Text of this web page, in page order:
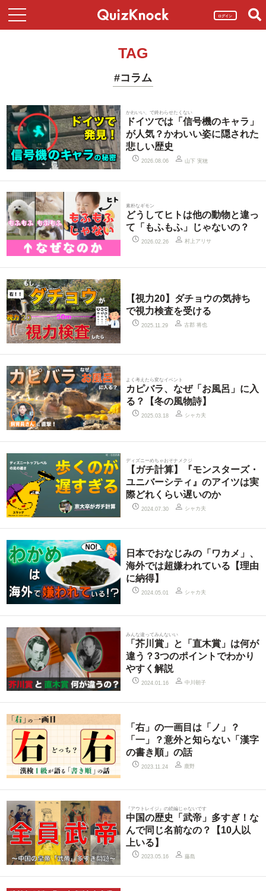
ログイン
TAG
#コラム
かわいい、で終わらせたくない
ドイツでは「信号機のキャラ」
が人気？かわいい姿に隠された
悲しい歴史
2026.08.06 山下 実穂
素朴なギモン
どうしてヒトは他の動物と違っ
て「もふもふ」じゃないの？
2026.02.26 村上アリサ
【視力20】ダチョウの気持ち
で視力検査を受ける
2025.11.29 古郡 将也
よく考えたら変なイベント
カピバラ、なぜ「お風呂」に入
る？【冬の風物詩】
2025.03.18 シャカ夫
ディズニーめちゃおそナメクジ
【ガチ計算】『モンスターズ・
ユニバーシティ』のアイツは実
際どれくらい遅いのか
2024.07.30 シャカ夫
日本でおなじみの「ワカメ」、
海外では超嫌われている【理由
に納得】
2024.05.01 シャカ夫
みんな違ってみんないい
「芥川賞」と「直木賞」は何が
違う？3つのポイントでわかり
やすく解説
2024.01.16 中川朝子
「右」の一画目は「ノ」？
「一」？意外と知らない「漢字
の書き順」の話
2023.11.24 鹿野
『アウトレイジ』の続編じゃないです
中国の歴史「武帝」多すぎ！な
んで同じ名前なの？【10人以
上いる】
2023.05.16 藤島